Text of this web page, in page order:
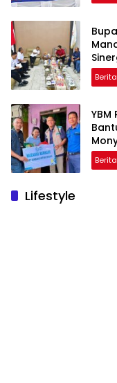
Desa
Berita
YBM
Berita
Lifestyle